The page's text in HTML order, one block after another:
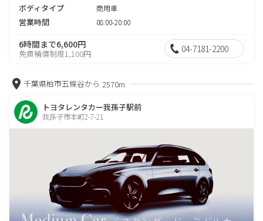
ボディタイプ 商用車
営業時間 08:00-20:00
6時間まで6,600円
免責補償制度1,100円 04-7181-2200
千葉県柏市五條谷から 2570m
トヨタレンタカー我孫子駅前
我孫子市本町2-7-21